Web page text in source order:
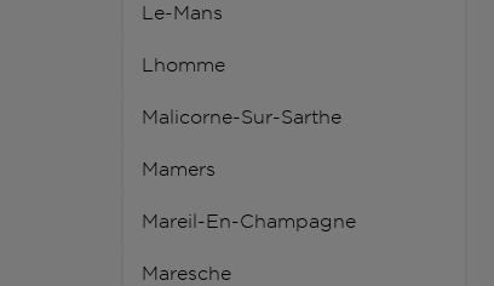
Le-Mans
Lhomme
Malicorne-Sur-Sarthe
Mamers
Mareil-En-Champagne
Maresche